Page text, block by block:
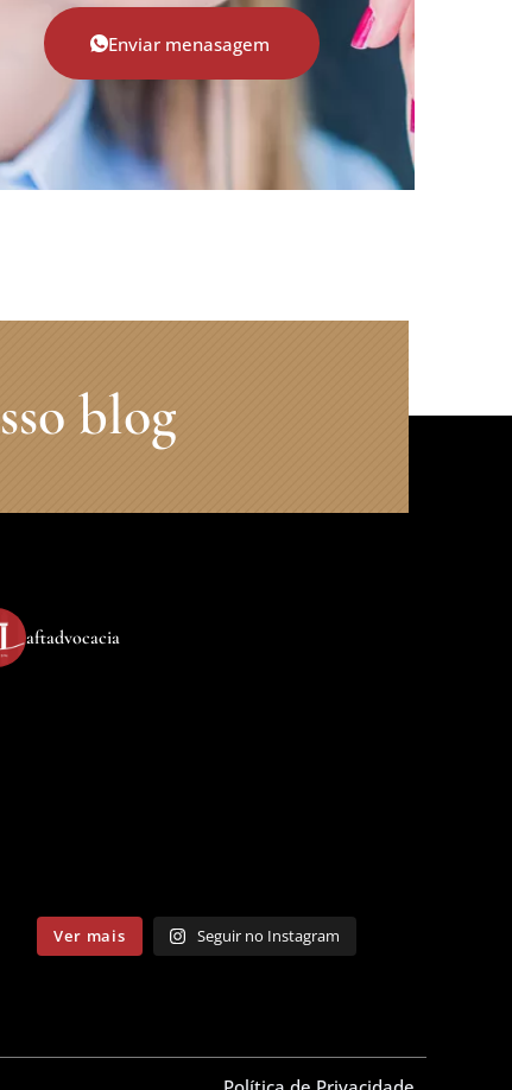
Enviar menasagem
blog
aftadvocacia
Ver mais Seguir no Instagram